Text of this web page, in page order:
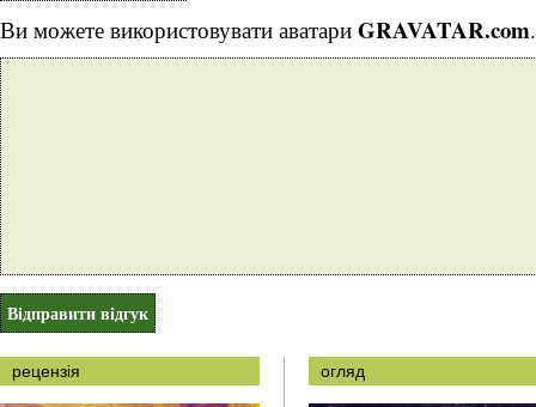
Ви можете використовувати аватари GRAVATAR.com.
рецензія огляд